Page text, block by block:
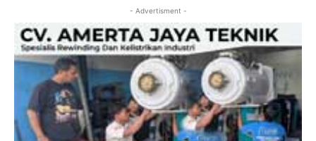
- Advertisment -